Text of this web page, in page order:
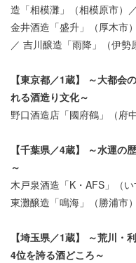
造「相模灘」（相模原市）
金井酒造「盛升」（厚木市
／ 吉川醸造「雨降」（伊勢
【東京都／1蔵】 ～大都会
れる酒造り文化～
野口酒造店「國府鶴」（府中
【千葉県／4蔵】 ～水運の
～
木戸泉酒造「K・AFS」（
東灘醸造「鳴海」（勝浦市
【埼玉県／1蔵】 ～荒川・
4位を誇る酒どころ～